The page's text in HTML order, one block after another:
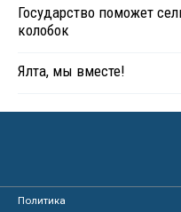
Государство поможет
колобок
Ялта, мы вместе!
Политика